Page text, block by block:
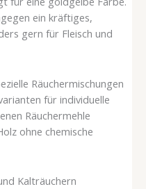
ein kräftiges,
gern für Fleisch und
Räuchermischungen
für individuelle
Räuchermehle
ohne chemische
Kalträuchern